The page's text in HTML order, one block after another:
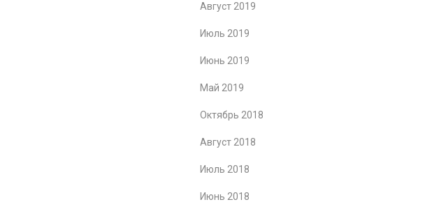
Август 2019
Июль 2019
Июнь 2019
Май 2019
Октябрь 2018
Август 2018
Июль 2018
Июнь 2018